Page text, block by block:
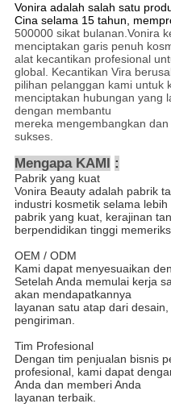
Vonira adalah salah satu
Cina selama 15 tahun,
500000 sikat bulanan.Vonira
menciptakan garis penuh
alat kecantikan profesional
global. Kecantikan Vira
pilihan pelanggan kami untuk
menciptakan hubungan yang
dengan membantu
mereka mengembangkan
sukses.
Mengapa KAMI :
Pabrik yang kuat
Vonira Beauty adalah pabrik
industri kosmetik selama
pabrik yang kuat, kerajinan
berpendidikan tinggi
OEM / ODM
Kami dapat menyesuaikan
Setelah Anda memulai kerja
akan mendapatkannya
layanan satu atap dari
pengiriman.
Tim Profesional
Dengan tim penjualan bisnis
profesional, kami dapat
Anda dan memberi Anda
layanan terbaik.